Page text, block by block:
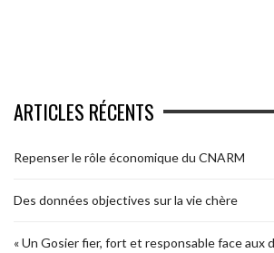
ARTICLES RÉCENTS
Repenser le rôle économique du CNARM
Des données objectives sur la vie chère
« Un Gosier fier, fort et responsable face aux